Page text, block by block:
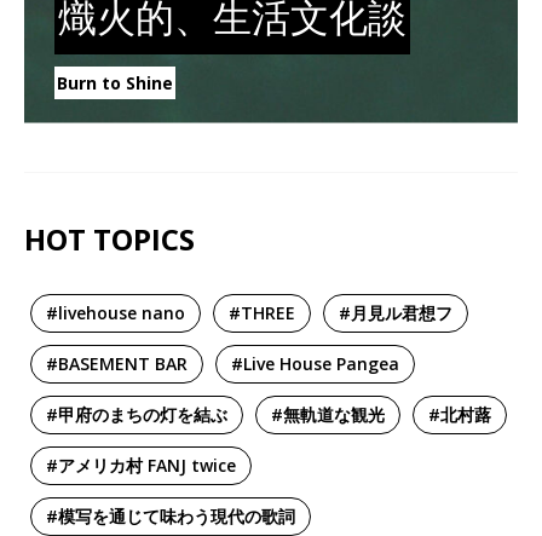
熾火的、生活文化談
Burn to Shine
HOT TOPICS
#livehouse nano #THREE #月見ル君想フ
#BASEMENT BAR #Live House Pangea
#甲府のまちの灯を結ぶ #無軌道な観光 #北村蕗
#アメリカ村 FANJ twice
#模写を通じて味わう現代の歌詞